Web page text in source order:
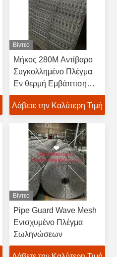
Βίντεο
Μήκος 280M Αντίβαρο
Συγκολλημένο Πλέγμα
Εν θερμή Εμβάπτιση
Γαλβανισμένο 190.5 χιλ.
Λάβετε την Καλύτερη Τιμή
Βίντεο
Pipe Guard Wave Mesh
Ενισχυμένο Πλέγμα
Σωληνώσεων